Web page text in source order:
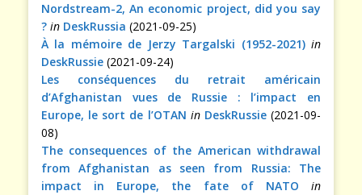
Nordstream-2, An economic project, did you say
? in DeskRussia (2021-09-25)
À la mémoire de Jerzy Targalski (1952-2021) in
DeskRussie (2021-09-24)
Les conséquences du retrait américain
d’Afghanistan vues de Russie : l’impact en
Europe, le sort de l’OTAN in DeskRussie(2021-09-
08)
The consequences of the American withdrawal
from Afghanistan as seen from Russia: The
impact in Europe, the fate of NATO
in